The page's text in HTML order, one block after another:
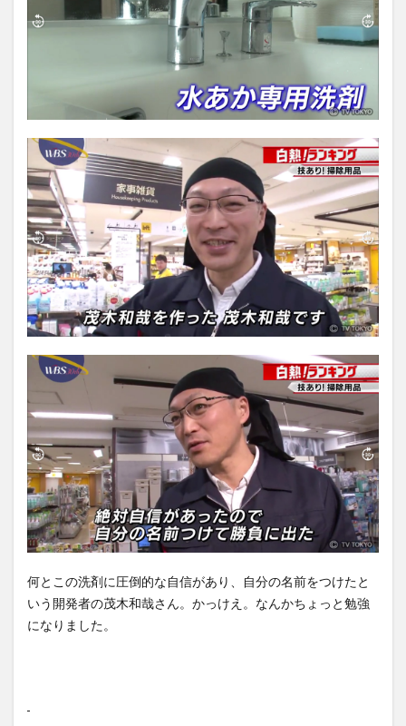
何とこの洗剤に圧倒的な自信があり、自分の名前をつけたと
いう開発者の茂木和哉さん。かっけえ。なんかちょっと勉強
になりました。